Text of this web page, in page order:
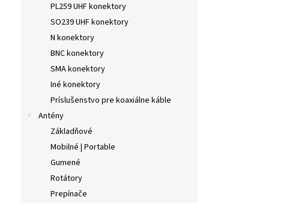
PL259 UHF konektory
SO239 UHF konektory
N konektory
BNC konektory
SMA konektory
Iné konektory
Príslušenstvo pre koaxiálne káble
Antény
Základňové
Mobilné | Portable
Gumené
Rotátory
Prepínače